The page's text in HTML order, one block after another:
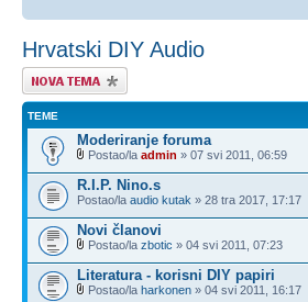
Hrvatski DIY Audio
Započni novu temu
TEME
Moderiranje foruma
Postao/la admin » 07 svi 2011, 06:59
R.I.P. Nino.s
Postao/la audio kutak » 28 tra 2017, 17:17
Novi članovi
Postao/la zbotic » 04 svi 2011, 07:23
Literatura - korisni DIY papiri
Postao/la harkonen » 04 svi 2011, 16:17